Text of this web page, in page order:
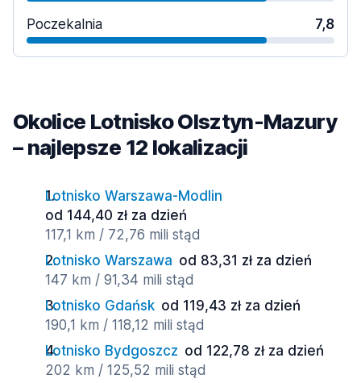
Poczekalnia 7,8
Okolice Lotnisko Olsztyn-Mazury
– najlepsze 12 lokalizacji
Lotnisko Warszawa-Modlin
od 144,40 zł za dzień
117,1 km / 72,76 mili stąd
Lotnisko Warszawa od 83,31 zł za dzień
147 km / 91,34 mili stąd
Lotnisko Gdańsk od 119,43 zł za dzień
190,1 km / 118,12 mili stąd
Lotnisko Bydgoszcz od 122,78 zł za dzień
202 km / 125,52 mili stąd